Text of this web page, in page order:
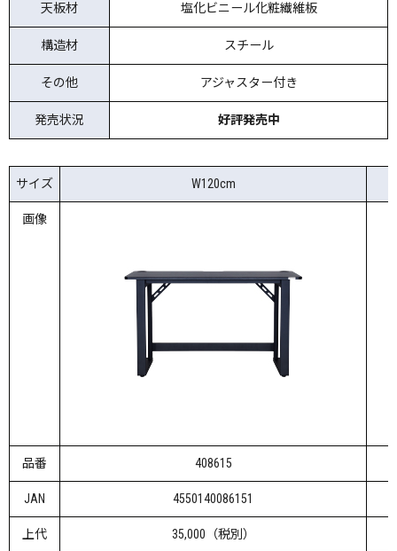
天板材 塩化ビニール化粧繊維板
構造材 スチール
その他 アジャスター付き
発売状況 好評発売中
サイズ W120cm
画像
品番 408615
JAN 4550140086151
上代 35,000（税別）